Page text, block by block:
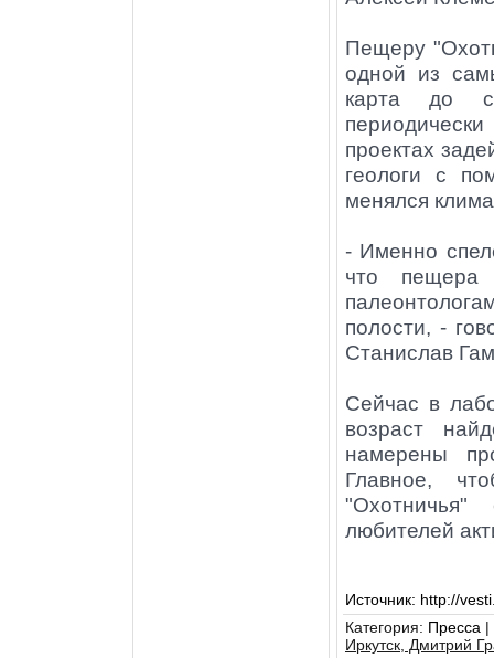
Пещеру
одной из
карта до
проектах
геологи с
менялся
- Именно
что
полости, -
Станислав
Сейчас в
возраст
намерены
Главное,
любителей
Источник: http://
Категория: Пресса |
Иркутск, Дмитрий